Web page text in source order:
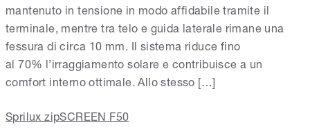
mantenuto in tensione in modo affidabile tramite il
terminale, mentre tra telo e guida laterale rimane una
fessura di circa 10 mm. Il sistema riduce fino
al 70% l’irraggiamento solare e contribuisce a un
comfort interno ottimale. Allo stesso […]
Sprilux zipSCREEN F50